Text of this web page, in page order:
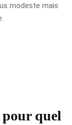
modeste mais
quel